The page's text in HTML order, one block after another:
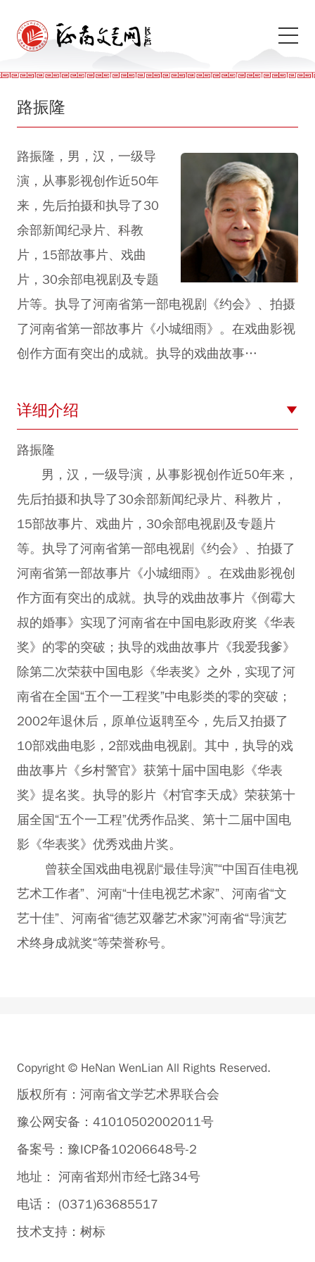
路振隆
路振隆，男，汉，一级导
演，从事影视创作近50年
来，先后拍摄和执导了30
余部新闻纪录片、科教
片，15部故事片、戏曲
片，30余部电视剧及专题
片等。执导了河南省第一部电视剧《约会》、拍摄
了河南省第一部故事片《小城细雨》。在戏曲影视
创作方面有突出的成就。执导的戏曲故事…
详细介绍
路振隆
男，汉，一级导演，从事影视创作近50年来，
先后拍摄和执导了30余部新闻纪录片、科教片，
15部故事片、戏曲片，30余部电视剧及专题片
等。执导了河南省第一部电视剧《约会》、拍摄了
河南省第一部故事片《小城细雨》。在戏曲影视创
作方面有突出的成就。执导的戏曲故事片《倒霉大
叔的婚事》实现了河南省在中国电影政府奖《华表
奖》的零的突破；执导的戏曲故事片《我爱我爹》
除第二次荣获中国电影《华表奖》之外，实现了河
南省在全国“五个一工程奖”中电影类的零的突破；
2002年退休后，原单位返聘至今，先后又拍摄了
10部戏曲电影，2部戏曲电视剧。其中，执导的戏
曲故事片《乡村警官》获第十届中国电影《华表
奖》提名奖。执导的影片《村官李天成》荣获第十
届全国“五个一工程”优秀作品奖、第十二届中国电
影《华表奖》优秀戏曲片奖。
曾获全国戏曲电视剧“最佳导演”“中国百佳电视
艺术工作者”、河南“十佳电视艺术家”、河南省“文
艺十佳”、河南省“德艺双馨艺术家”河南省“导演艺
术终身成就奖“等荣誉称号。
Copyright © HeNan WenLian All Rights Reserved.
版权所有：河南省文学艺术界联合会
豫公网安备：41010502002011号
备案号：豫ICP备10206648号-2
地址： 河南省郑州市经七路34号
电话： (0371)63685517
技术支持： 树标